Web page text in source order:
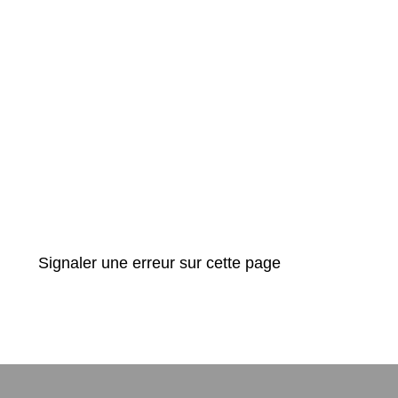
Signaler une erreur sur cette page